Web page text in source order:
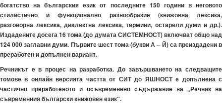
богатство на българския език от последните 150 години в неговото
стилистично и функционално разнообразие (книжовна лексика,
разговорна лексика, диалектна лексика, термини, остарели думи и др.).
Издадените досега 16 тома (до думата СИСТЕМНОСТ) включват общо над
124 000 заглавни думи. Първите шест тома (букви А – Й) са преиздадени в
преработен и допълнен вариант.
Речникът е в процес на разработка. До завършването на следващите
томове в онлайн версията частта от СИТ до ЯШНОСТ е допълнена с
частично преработеното и осъвременено съдържание на „Речник на
съвременния български книжовен език“.